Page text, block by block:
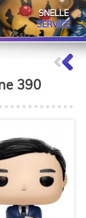
SNELLE
SERVICE
390